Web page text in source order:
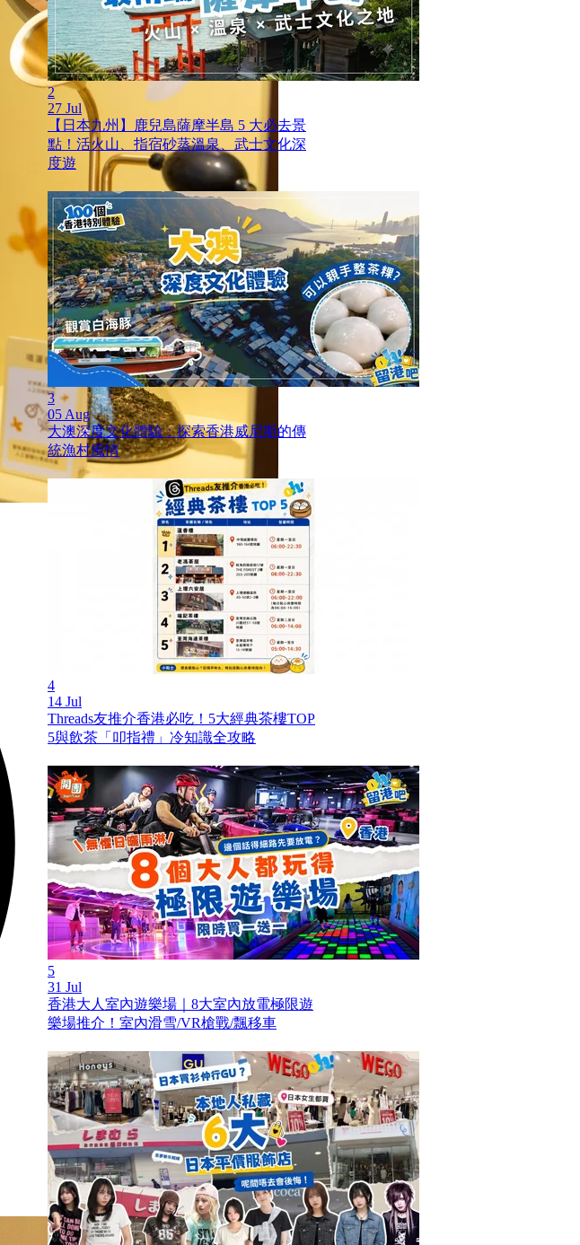
2
27 Jul
【日本九州】鹿兒島薩摩半島 5 大必去景
點！活火山、指宿砂蒸溫泉、武士文化深
度遊
3
05 Aug
大澳深度文化體驗：探索香港威尼斯的傳
統漁村風情
4
14 Jul
Threads友推介香港必吃！5大經典茶樓TOP
5與飲茶「叩指禮」冷知識全攻略
5
31 Jul
香港大人室內遊樂場｜8大室內放電極限遊
樂場推介！室內滑雪/VR槍戰/飄移車